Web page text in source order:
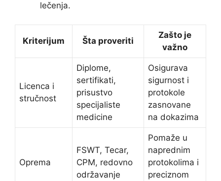
lečenja.
Kriterijum Šta proveriti
Zašto je
važno
Licenca i
stručnost
Diplome,
sertifikati,
prisustvo
specijaliste
medicine
Osigurava
sigurnost i
protokole
zasnovane
na dokazima
Oprema
FSWT, Tecar,
CPM, redovno
održavanje
Pomaže u
naprednim
protokolima i
preciznom